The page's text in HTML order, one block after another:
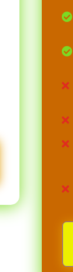





